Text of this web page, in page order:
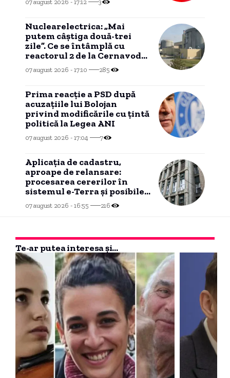
07 august 2026 - 17:12 3
Nuclearelectrica: „Mai
putem câștiga două-trei
zile”. Ce se întâmplă cu
reactorul 2 de la Cernavodă
dacă Dunărea continuă să
scadă
07 august 2026 - 17:10 285
Prima reacție a PSD după
acuzațiile lui Bolojan
privind modificările cu țintă
politică la Legea ANI
07 august 2026 - 17:04 7
Aplicația de cadastru,
aproape de relansare:
procesarea cererilor în
sistemul e-Terra și posibile
probleme inițiale
07 august 2026 - 16:55 216
Te-ar putea interesa și...